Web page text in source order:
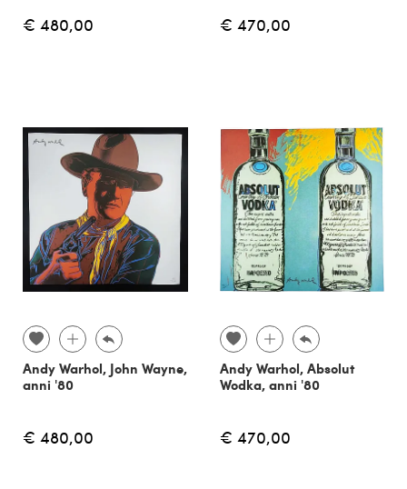
€ 480,00 € 470,00
Andy Warhol, John Wayne,
anni '80
€ 480,00
Andy Warhol, Absolut
Wodka, anni '80
€ 470,00